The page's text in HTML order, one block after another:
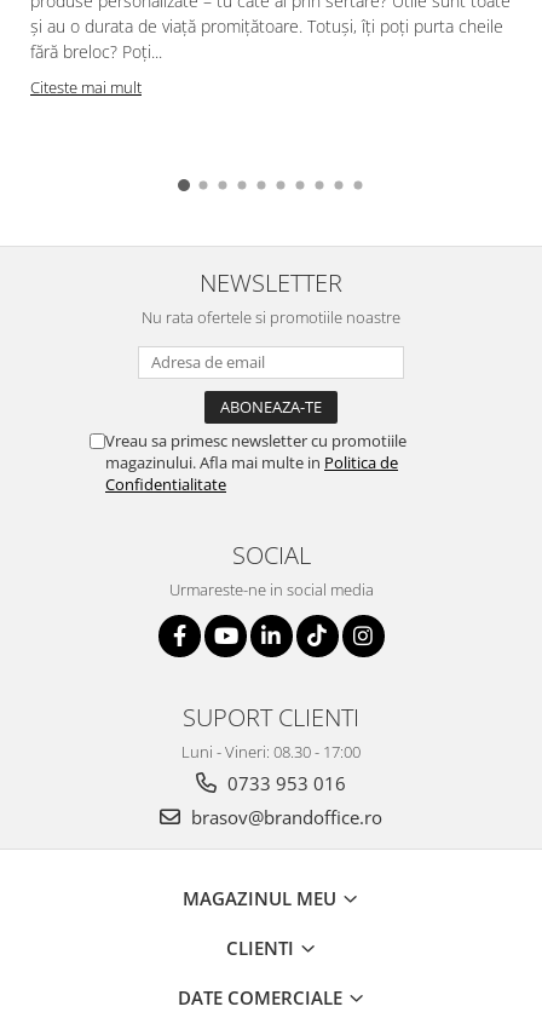
și au o durata de viață promițătoare. Totuși, îți poți purta cheile
fără breloc? Poți...
Citeste mai mult
NEWSLETTER
Nu rata ofertele si promotiile noastre
Vreau sa primesc newsletter cu promotiile
magazinului. Afla mai multe in Politica de
Confidentialitate
SOCIAL
Urmareste-ne in social media
SUPORT CLIENTI
Luni - Vineri: 08.30 - 17:00
0733 953 016
brasov@brandoffice.ro
MAGAZINUL MEU
CLIENTI
DATE COMERCIALE